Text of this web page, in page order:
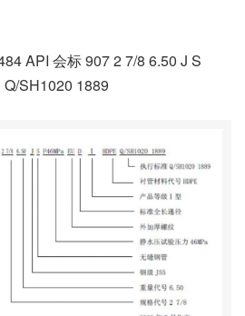
API 会标 907 2 7/8 6.50 J S
SH1020 1889